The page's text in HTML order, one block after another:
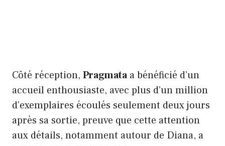
Côté réception, Pragmataa bénéficié d’un
accueil enthousiaste, avec plus d’un million
d’exemplaires écoulés seulement deux jours
après sa sortie, preuve que cette attention
aux détails, notamment autour de Diana, a